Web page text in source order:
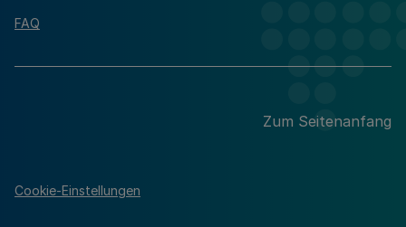
FAQ
Zum Seitenanfang
Cookie-Einstellungen